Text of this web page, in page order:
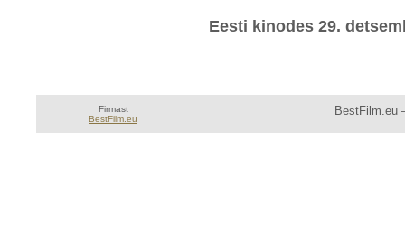
Eesti kinodes 29.
Firmast
BestFilm.eu
BestFilm.eu